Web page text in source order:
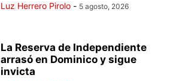
Luz Herrero Pirolo - 5 agosto, 2026
La Reserva de Independiente
arrasó en Dominico y sigue
invicta